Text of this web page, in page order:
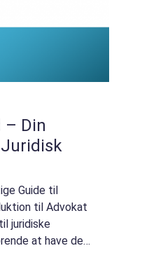
– Din
Guide til
til Advokat
juridiske
at have den